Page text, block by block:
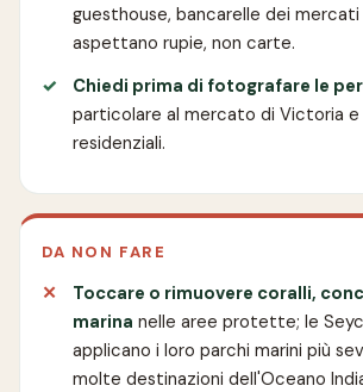
guesthouse, bancarelle dei mercati
aspettano rupie, non carte.
Chiedi prima di fotografare le
particolare al mercato di Victoria e
residenziali.
DA NON FARE
Toccare o rimuovere coralli,
marina nelle aree protette; le
applicano i loro parchi marini più
molte destinazioni dell'Oceano